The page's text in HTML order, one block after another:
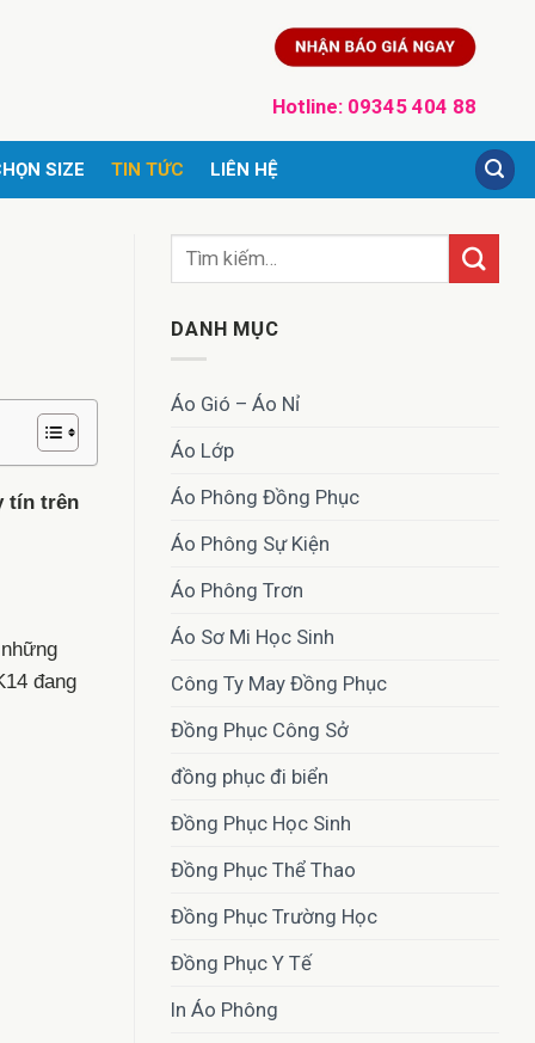
Hotline: 09345 404 88
SIZE TIN TỨC LIÊN HỆ
tín trên
đang
DANH MỤC
Áo Gió – Áo Nỉ
Áo Lớp
Áo Phông Đồng Phục
Áo Phông Sự Kiện
Áo Phông Trơn
Áo Sơ Mi Học Sinh
Công Ty May Đồng Phục
Đồng Phục Công Sở
đồng phục đi biển
Đồng Phục Học Sinh
Đồng Phục Thể Thao
Đồng Phục Trường Học
Đồng Phục Y Tế
In Áo Phông